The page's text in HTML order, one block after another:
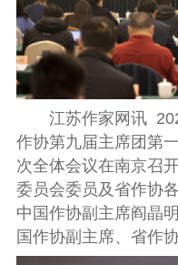
江苏作家网讯
作协第九届主席团第
次全体会议在南京召
委员会委员及省作协
中国作协副主席阎晶
国作协副主席、省作